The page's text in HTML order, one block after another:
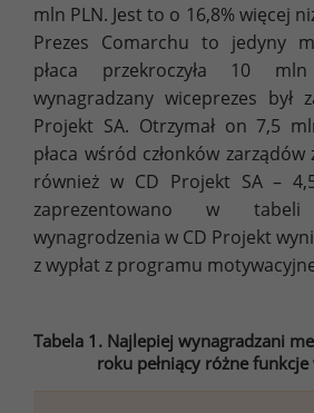
mln PLN. Jest to o 16,8% więcej
Prezes Comarchu to jedyny
płaca przekroczyła 10
wynagradzany wiceprezes był
Projekt SA. Otrzymał on 7,5
płaca wśród członków zarządów
również w CD Projekt SA –
zaprezentowano w
wynagrodzenia w CD Projekt
z wypłat z programu
Tabela 1. Najlepiej wynagradzani
roku pełniący różne funkcje